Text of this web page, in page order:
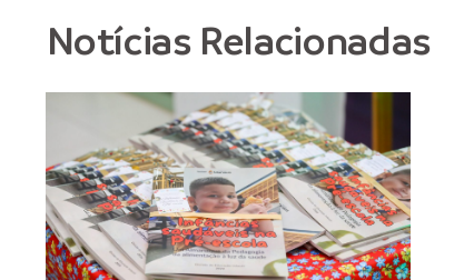
Notícias Relacionadas